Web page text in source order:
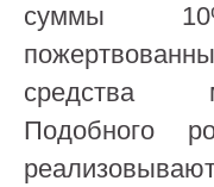
суммы
средства
Подобного